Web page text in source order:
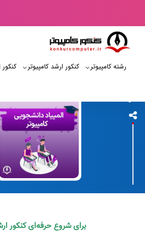
رشته کامپیوتر کنکور ارشد کامپیوتر
برای شروع حرفه‌ای کنکور